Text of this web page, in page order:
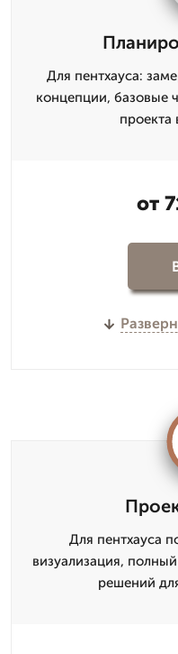
Для пентхауса:
концепции, базовые
проекта
от
Для пентхауса
визуализация,
решений